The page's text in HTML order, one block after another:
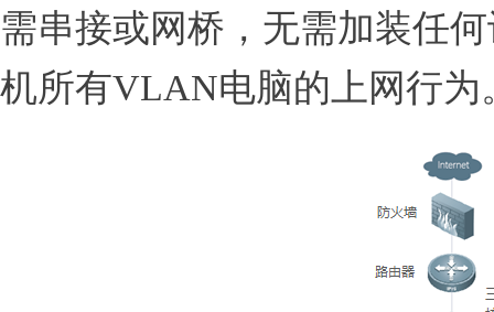
需串接或网桥，无需加装任
机所有VLAN电脑的上网行为